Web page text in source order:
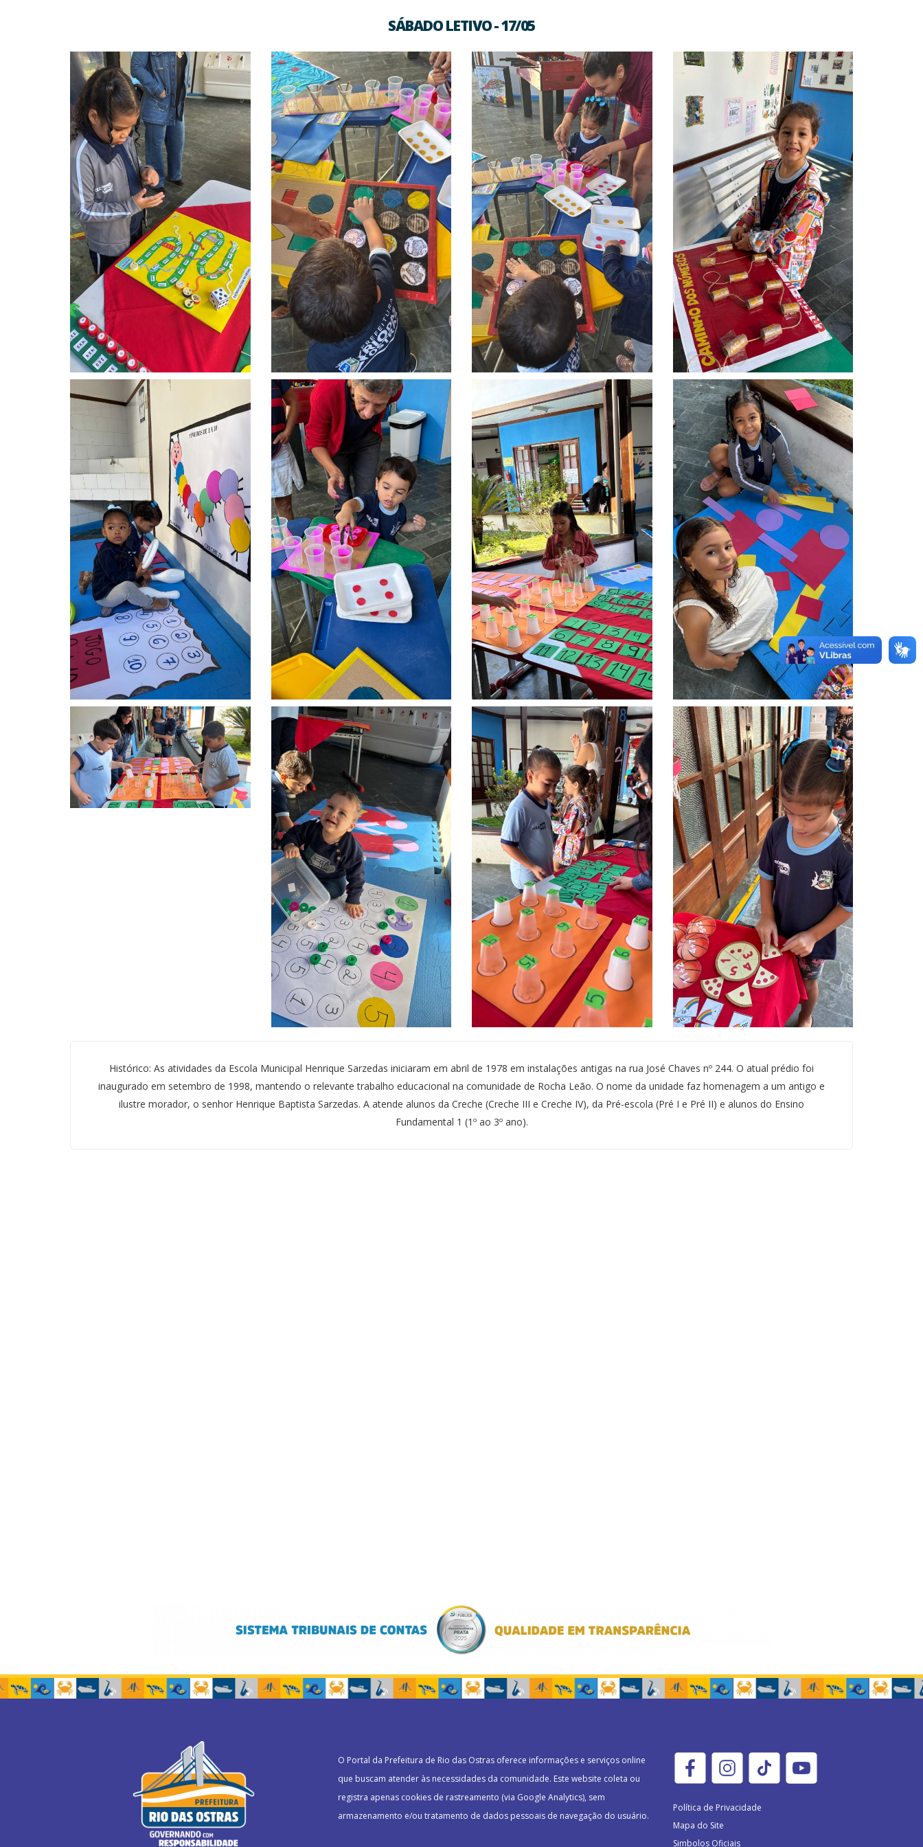
SÁBADO LETIVO - 17/05
Histórico: As atividades da Escola Municipal Henrique Sarzedas iniciaram em abril de 1978 em instalações antigas na rua José Chaves nº 244. O atual prédio foi
inaugurado em setembro de 1998, mantendo o relevante trabalho educacional na comunidade de Rocha Leão. O nome da unidade faz homenagem a um antigo e
ilustre morador, o senhor Henrique Baptista Sarzedas. A atende alunos da Creche (Creche III e Creche IV), da Pré-escola (Pré I e Pré II) e alunos do Ensino
Fundamental 1 (1º ao 3º ano).
O Portal da Prefeitura de Rio das Ostras oferece informações e serviços online
que buscam atender às necessidades da comunidade. Este website coleta ou
registra apenas cookies de rastreamento (via Google Analytics), sem
armazenamento e/ou tratamento de dados pessoais de navegação do usuário.
Política de Privacidade
Mapa do Site
Simbolos Oficiais